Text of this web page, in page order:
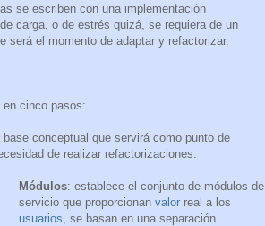
se escriben con una implementación
de carga, o de estrés quizá, se requiera de un
el momento de adaptar y refactorizar.
en cinco pasos:
conceptual que servirá como punto de
de realizar refactorizaciones.
Módulos: establece el conjunto de módulos de
servicio que proporcionan valor real a los
usuarios , se basan en una separación